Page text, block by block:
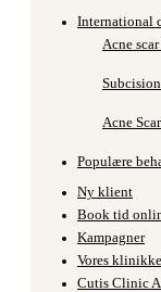
International
Acne
Acne
Populære
Ny klient
Book tid
Kampagner
Vores
Cutis Clinic